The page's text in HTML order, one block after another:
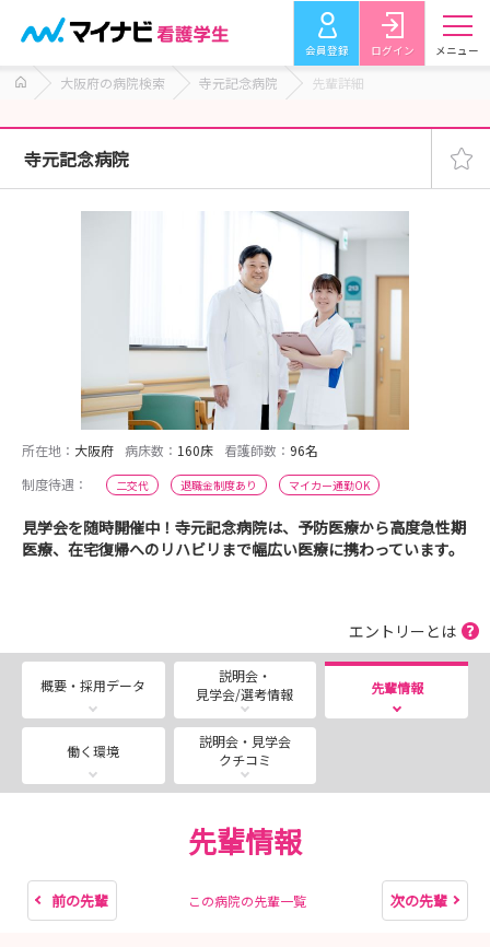
会員登録 ログイン メニュー
大阪府の病院検索 寺元記念病院 先輩詳細
寺元記念病院
所在地： 大阪府 病床数： 160床 看護師数： 96名
制度待遇：
二交代 退職金制度あり マイカー通勤OK
見学会を随時開催中！寺元記念病院は、予防医療から高度急性期
医療、在宅復帰へのリハビリまで幅広い医療に携わっています。
エントリーとは
概要・採用データ
説明会・
見学会/選考情報
先輩情報
働く環境
説明会・見学会
クチコミ
先輩情報
前の先輩 この病院の先輩一覧 次の先輩